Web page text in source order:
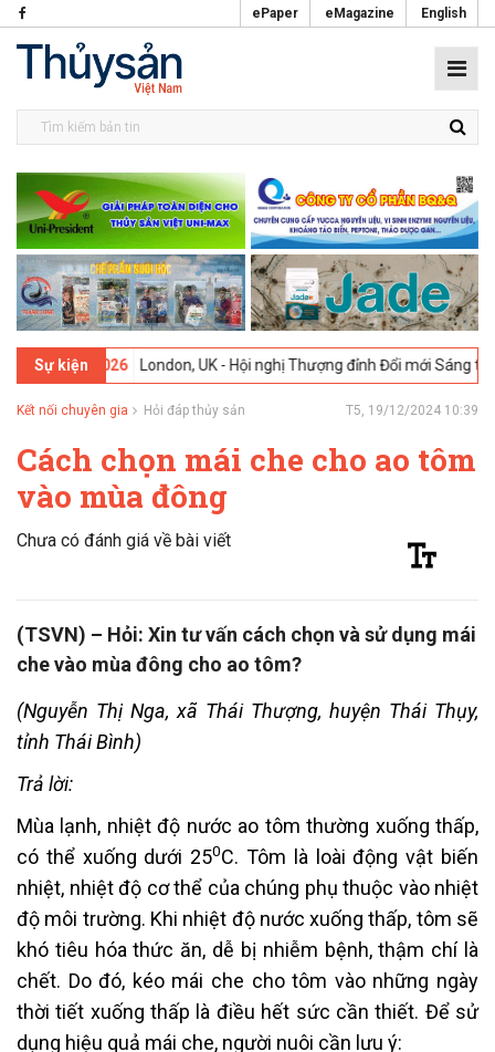
ePaper eMagazine English
Sự kiện
02-2026 London, UK - Hội nghị Thượng đỉnh Đổi mới Sáng tạo
Kết nối chuyên gia Hỏi đáp thủy sản T5, 19/12/2024 10:39
Cách chọn mái che cho ao tôm
vào mùa đông
Chưa có đánh giá về bài viết
(TSVN) – Hỏi: Xin tư vấn cách chọn và sử dụng mái
che vào mùa đông cho ao tôm?
(Nguyễn Thị Nga, xã Thái Thượng, huyện Thái Thụy,
tỉnh Thái Bình)
Trả lời:
Mùa lạnh, nhiệt độ nước ao tôm thường xuống thấp,
có thể xuống dưới 250C. Tôm là loài động vật biến
nhiệt, nhiệt độ cơ thể của chúng phụ thuộc vào nhiệt
độ môi trường. Khi nhiệt độ nước xuống thấp, tôm sẽ
khó tiêu hóa thức ăn, dễ bị nhiễm bệnh, thậm chí là
chết. Do đó, kéo mái che cho tôm vào những ngày
thời tiết xuống thấp là điều hết sức cần thiết. Để sử
dụng hiệu quả mái che, người nuôi cần lưu ý: